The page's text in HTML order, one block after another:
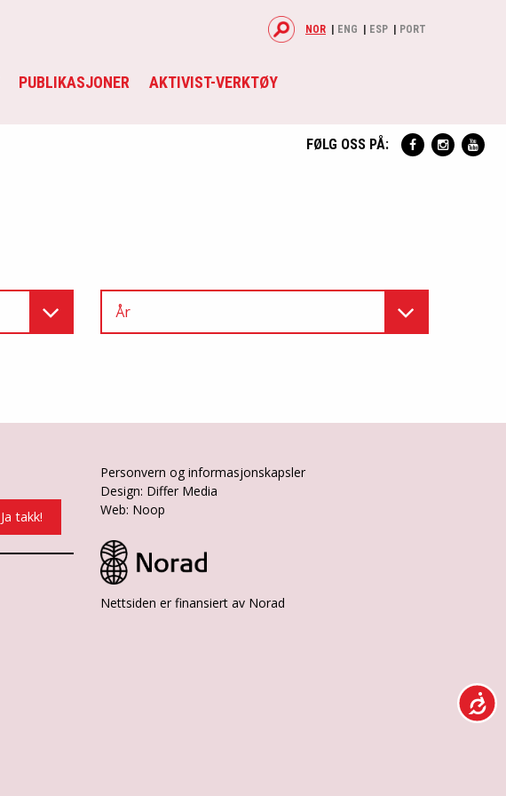
PUBLIKASJONER AKTIVIST-VERKTØY
NOR ENG ESP PORT
FØLG OSS PÅ:
År
Personvern og informasjonskapsler
Design: Differ Media
Web: Noop
Nettsiden er finansiert av Norad